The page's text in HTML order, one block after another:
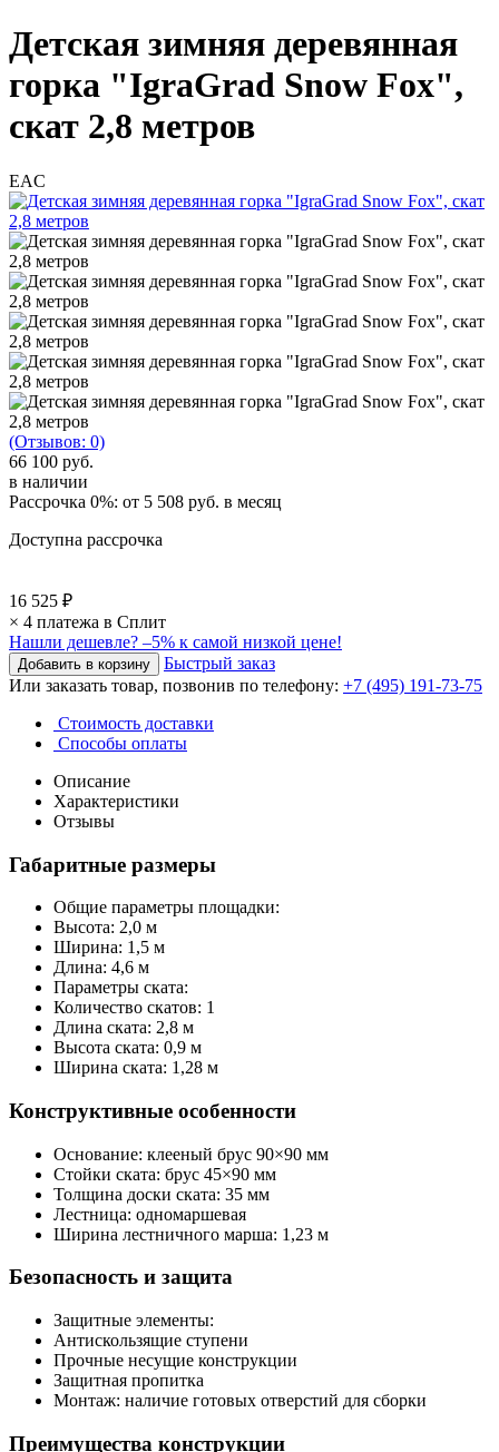
Детская зимняя деревянная
горка "IgraGrad Snow Fox",
скат 2,8 метров
EAC
(Отзывов: 0)
66 100 руб.
в наличии
Рассрочка 0%: от 5 508 руб. в месяц
Доступна рассрочка
16 525 ₽
× 4 платежа в Сплит
Нашли дешевле? –5% к самой низкой цене!
Быстрый заказ
Или заказать товар, позвонив по телефону: +7 (495) 191-73-75
Стоимость доставки
Способы оплаты
Описание
Характеристики
Отзывы
Габаритные размеры
Общие параметры площадки:
Высота: 2,0 м
Ширина: 1,5 м
Длина: 4,6 м
Параметры ската:
Количество скатов: 1
Длина ската: 2,8 м
Высота ската: 0,9 м
Ширина ската: 1,28 м
Конструктивные особенности
Основание: клееный брус 90×90 мм
Стойки ската: брус 45×90 мм
Толщина доски ската: 35 мм
Лестница: одномаршевая
Ширина лестничного марша: 1,23 м
Безопасность и защита
Защитные элементы:
Антискользящие ступени
Прочные несущие конструкции
Защитная пропитка
Монтаж: наличие готовых отверстий для сборки
Преимущества конструкции